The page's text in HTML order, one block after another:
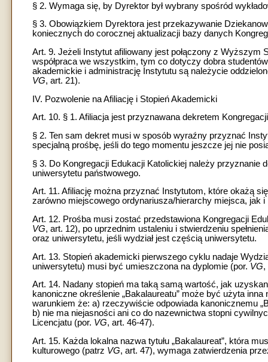
§ 2. Wymaga się, by Dyrektor był wybrany spośród
§ 3. Obowiązkiem Dyrektora jest przekazywanie
koniecznych do corocznej aktualizacji bazy danych
Art. 9. Jeżeli Instytut afiliowany jest połączony z Wyższym
współpraca we wszystkim, tym co dotyczy dobra
akademickie i administrację Instytutu są należycie
VG, art. 21).
IV. Pozwolenie na Afiliację i Stopień Akademicki
Art. 10. § 1. Afiliacja jest przyznawana dekretem
§ 2. Ten sam dekret musi w sposób wyraźny przyznać
specjalną prośbę, jeśli do tego momentu jeszcze jej nie
§ 3. Do Kongregacji Edukacji Katolickiej należy przyznanie
uniwersytetu państwowego.
Art. 11. Afiliację można przyznać Instytutom, które okażą
zarówno miejscowego ordynariusza/hierarchy miejsca, jak
Art. 12. Prośba musi zostać przedstawiona Kongregacji
VG, art. 12), po uprzednim ustaleniu i stwierdzeniu
oraz uniwersytetu, jeśli wydział jest częścią uniwersytetu.
Art. 13. Stopień akademicki pierwszego cyklu nadaje
uniwersytetu) musi być umieszczona na dyplomie (por. VG,
Art. 14. Nadany stopień ma taką samą wartość, jak
kanoniczne określenie „Bakalaureatu” może być użyta
warunkiem że: a) rzeczywiście odpowiada kanonicznemu
b) nie ma niejasności ani co do nazewnictwa stopni
Licencjatu (por. VG, art. 46-47).
Art. 15. Każda lokalna nazwa tytułu „Bakalaureat”, która
kulturowego (patrz VG, art. 47), wymaga zatwierdzenia